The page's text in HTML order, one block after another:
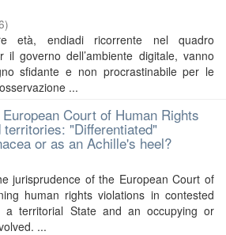
)
età, endiadi ricorrente nel quadro
il governo dell’ambiente digitale, vanno
sfidante e non procrastinabile per le
...
Court of Human Rights
"Differentiated"
or as an Achille's heel?
jurisprudence of the European Court of
human rights violations in contested
a territorial State and an occupying or
...